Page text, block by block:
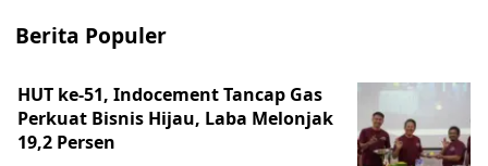
Berita Populer
HUT ke-51, Indocement Tancap Gas
Perkuat Bisnis Hijau, Laba Melonjak
19,2 Persen